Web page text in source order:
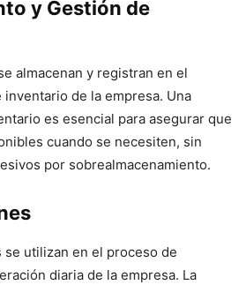
y Gestión de
almacenan y registran en el
de la empresa. Una
es esencial para asegurar que
cuando se necesiten, sin
por sobrealmacenamiento.
utilizan en el proceso de
diaria de la empresa. La